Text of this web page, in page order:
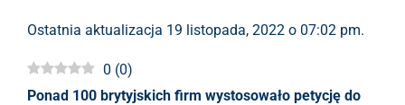
Ostatnia aktualizacja 19 listopada, 2022 o 07:02 pm.
0 (0)
Ponad 100 brytyjskich firm wystosowało petycję do